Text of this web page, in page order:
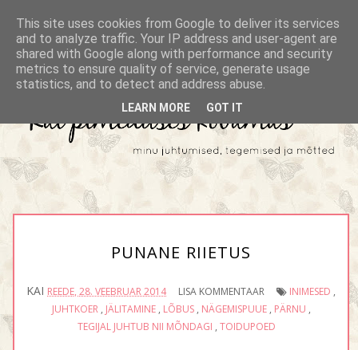
PUNANE RIIETUS
KAI REEDE, 28. VEEBRUAR 2014 LISA KOMMENTAAR INIMESED ,
JUHTKOER, JÄLITAMINE, LÕBUS, NÄGEMISPUUE, PÄRNU ,
TEGIJAL JUHTUB NII MÕNDAGI , TOIDUPOED
This site uses cookies from Google to deliver its services
and to analyze traffic. Your IP address and user-agent are
shared with Google along with performance and security
metrics to ensure quality of service, generate usage
statistics, and to detect and address abuse.
LEARN MORE GOT IT